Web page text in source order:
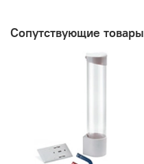
Сопутствующие товары